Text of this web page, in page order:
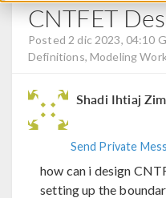
CNTFET
Posted 2 dic 2023, 04:10
Definitions, Modeling
Shadi Ihtiaj Zim
Send Private
how can i design
setting up the